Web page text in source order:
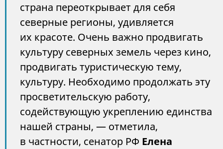
страна переоткрывает для себя
северные регионы, удивляется
их красоте. Очень важно продвигать
культуру северных земель через кино,
продвигать туристическую тему,
культуру. Необходимо продолжать эту
просветительскую работу,
содействующую укреплению единства
нашей страны, — отметила,
в частности, сенатор РФ Елена